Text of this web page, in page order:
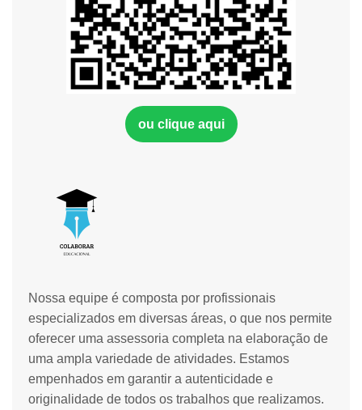
Nossa equipe é composta por profissionais
especializados em diversas áreas, o que nos permite
oferecer uma assessoria completa na elaboração de
uma ampla variedade de atividades. Estamos
empenhados em garantir a autenticidade e
originalidade de todos os trabalhos que realizamos.
ou clique aqui